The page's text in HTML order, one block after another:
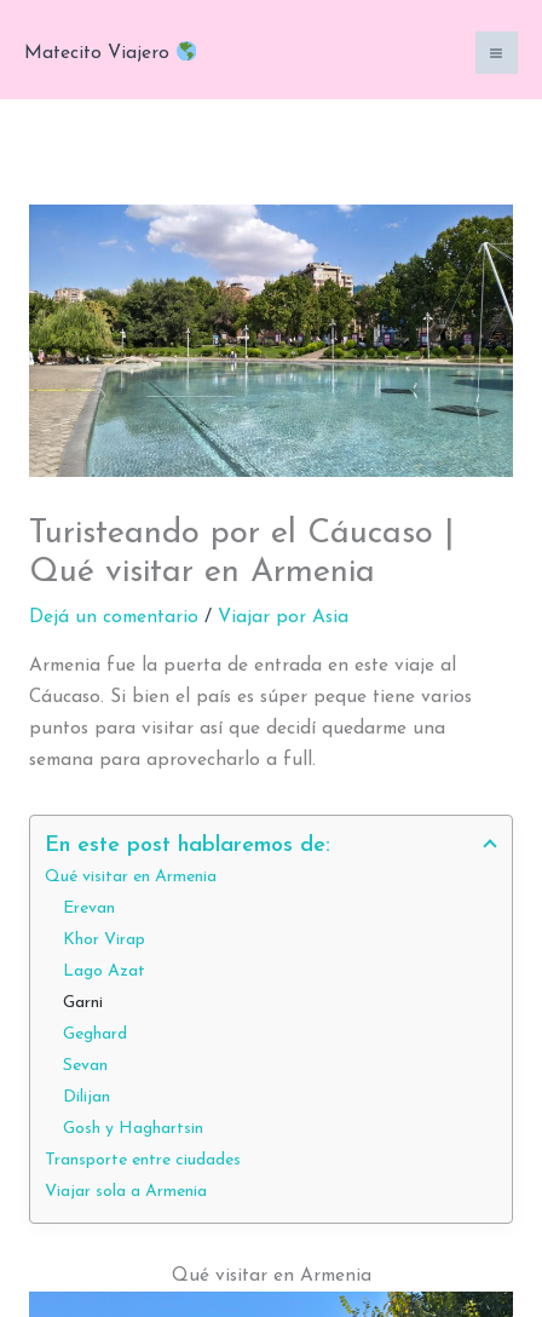
Matecito Viajero
Turisteando por el Cáucaso |
Qué visitar en Armenia
Dejá un comentario / Viajar por Asia
Armenia fue la puerta de entrada en este viaje al
Cáucaso. Si bien el país es súper peque tiene varios
puntos para visitar así que decidí quedarme una
semana para aprovecharlo a full.
En este post hablaremos de:
Qué visitar en Armenia
Erevan
Khor Virap
Lago Azat
Garni
Geghard
Sevan
Dilijan
Gosh y Haghartsin
Transporte entre ciudades
Viajar sola a Armenia
Qué visitar en Armenia